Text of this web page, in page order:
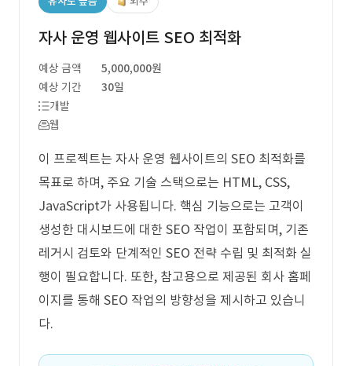
자사 운영 웹사이트 SEO 최적화
예상 금액
5,000,000원
예상 기간
30일
개발
웹
이 프로젝트는 자사 운영 웹사이트의 SEO 최적화를
목표로 하며, 주요 기술 스택으로는 HTML, CSS,
JavaScript가 사용됩니다. 핵심 기능으로는 고객이
생성한 대시보드에 대한 SEO 작업이 포함되며, 기존
레거시 검토와 단계적인 SEO 전략 수립 및 최적화 실
행이 필요합니다. 또한, 참고용으로 제공된 회사 홈페
이지를 통해 SEO 작업의 방향성을 제시하고 있습니
다.